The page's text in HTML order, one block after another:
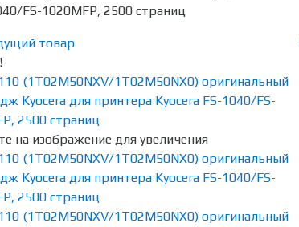
FS-1020MFP, 2500 страниц
товар
на изображение для увеличения